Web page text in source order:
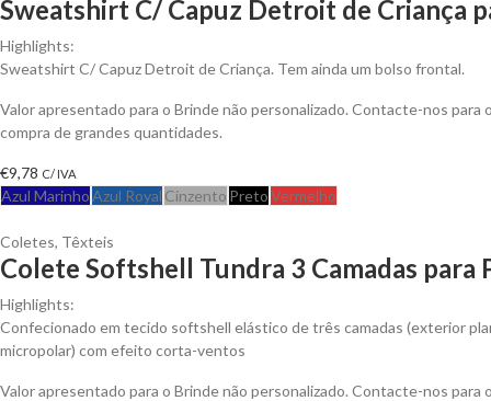
Sweatshirt C/ Capuz Detroit de Criança
Highlights:
Sweatshirt C/ Capuz Detroit de Criança. Tem ainda um bolso frontal.
Valor apresentado para o Brinde não personalizado. Contacte-nos para
compra de grandes quantidades.
€9,78 C/ IVA
Azul MarinhoAzul Royal Cinzento PretoVermelho
Coletes, Têxteis
Colete Softshell Tundra 3 Camadas para
Highlights:
Confecionado em tecido softshell elástico de três camadas (exterior
micropolar) com efeito corta-ventos
Valor apresentado para o Brinde não personalizado. Contacte-nos para